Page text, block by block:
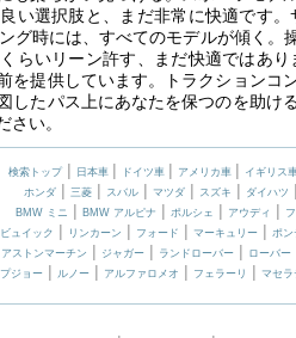
い選択肢と、まだ非常に快適です
グ時には、すべてのモデルが傾く
らいリーン許す、まだ快適ではあ
を提供しています。トラクション
したパス上にあなたを保つのを助
さい。
検索トップ| 日本車 | ドイツ車 | アメリカ車 | イギリス
ホンダ | 三菱 | スバル | マツダ | スズキ | ダイハツ |
BMW ミニ | BMW アルピナ | ポルシェ | アウディ |
ビュイック | リンカーン | フォード | マーキュリー | ポン
アストンマーチン | ジャガー | ランドローバー | ローバー
プジョー | ルノー | アルファロメオ | フェラーリ | マセラ